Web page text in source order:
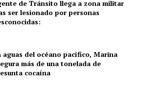
de Tránsito llega a zona militar
ser lesionado por personas
aguas del océano pacífico, Marina
más de una tonelada de
cocaína